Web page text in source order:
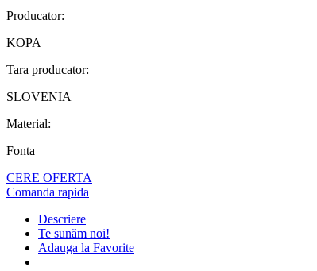
Producator:
KOPA
Tara producator:
SLOVENIA
Material:
Fonta
CERE OFERTA
Comanda rapida
Descriere
Te sunăm noi!
Adauga la Favorite